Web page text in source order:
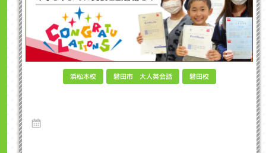
浜松本校 磐田市 大人英会話 磐田校